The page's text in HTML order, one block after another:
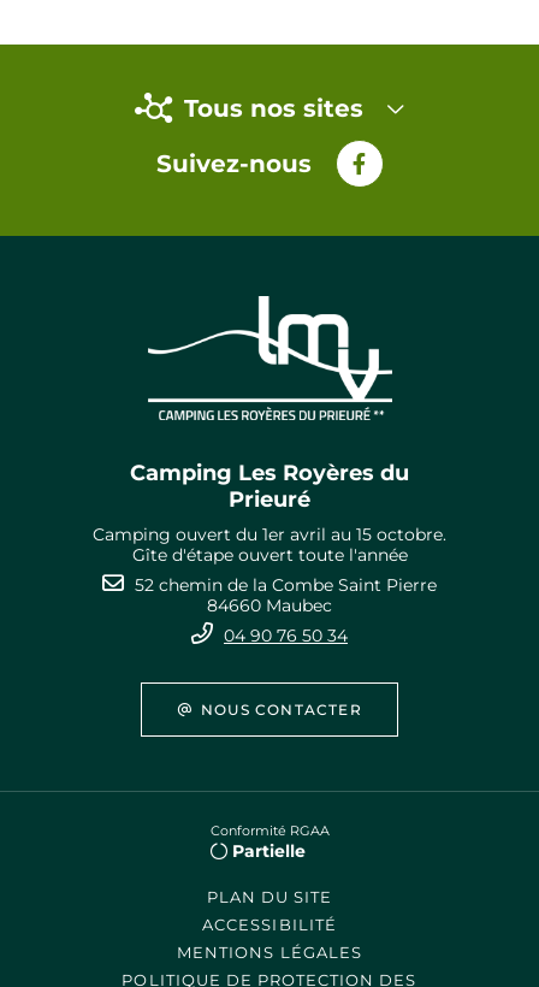
Tous nos sites
Suivez-nous
Camping Les Royères du
Prieuré
Camping ouvert du 1er avril au 15 octobre.
Gîte d'étape ouvert toute l'année
52 chemin de la Combe Saint Pierre
84660 Maubec
04 90 76 50 34
NOUS CONTACTER
Conformité RGAA
Partielle
PLAN DU SITE
ACCESSIBILITÉ
MENTIONS LÉGALES
POLITIQUE DE PROTECTION DES